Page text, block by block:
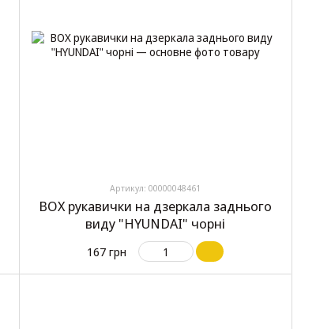
Артикул: 00000048461
BOX рукавички на дзеркала заднього
виду "HYUNDAI" чорні
167 грн